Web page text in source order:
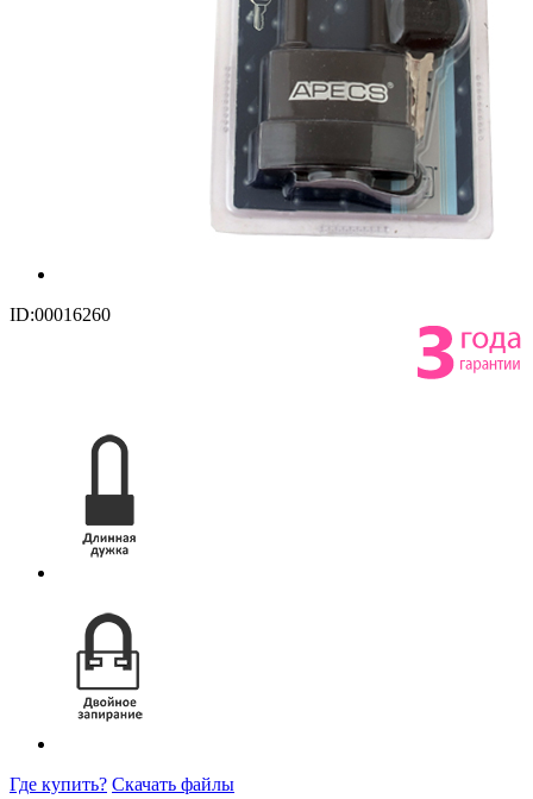
ID:00016260
Где купить? Скачать файлы